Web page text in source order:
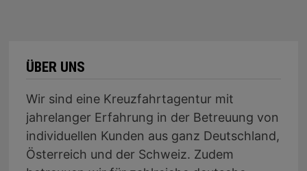
ÜBER UNS
Wir sind eine Kreuzfahrtagentur mit
jahrelanger Erfahrung in der Betreuung von
individuellen Kunden aus ganz Deutschland,
Österreich und der Schweiz. Zudem